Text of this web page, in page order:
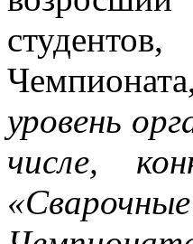
уровень
числе,